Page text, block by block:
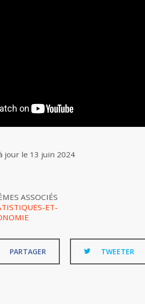
jour le 13 juin 2024
ASSOCIÉS
ET-
PARTAGER TWEETER